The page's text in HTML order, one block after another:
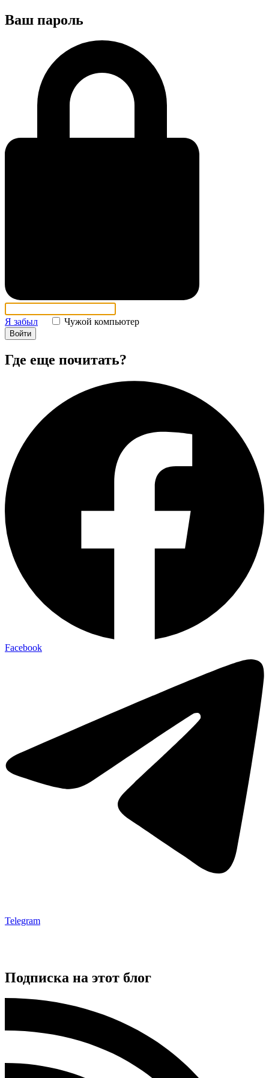
Ваш пароль
Я забыл Чужой компьютер
Войти
Где еще почитать?
Facebook
Telegram
Подписка на этот блог